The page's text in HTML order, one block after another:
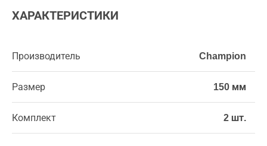
ХАРАКТЕРИСТИКИ
Производитель Champion
Размер 150 мм
Комплект 2 шт.